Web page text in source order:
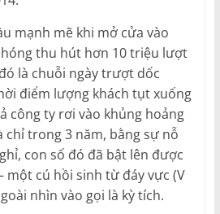
mạnh mẽ khi mở cửa vào
thu hút hơn 10 triệu lượt
là chuỗi ngày trượt dốc
điểm lượng khách tụt xuống
công ty rơi vào khủng hoảng
chỉ trong 3 năm, bằng sự nỗ
con số đó đã bật lên được
cú hồi sinh từ đáy vực (V
nhìn vào gọi là kỳ tích.